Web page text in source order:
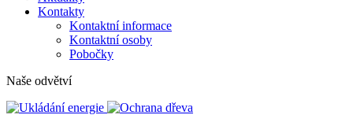
Kontakty
Kontaktní informace
Kontaktní osoby
Pobočky
Naše odvětví